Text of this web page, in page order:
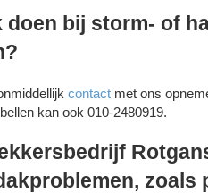
doen bij storm- of
contact met ons
kan ook 010-2480919.
zoals